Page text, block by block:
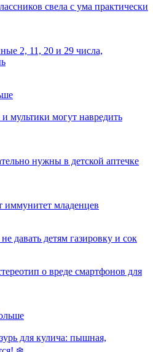
свела с ума практически
2, 11, 20 и 29 числа,
мультики могут навредить
нужны в детской аптечке
иммунитет младенцев
давать детям газировку и сок
о вреде смартфонов для
для кулича: пышная,